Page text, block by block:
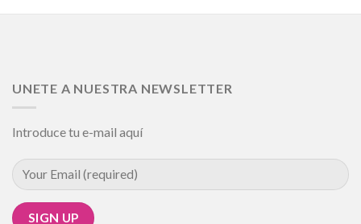
UNETE A NUESTRA NEWSLETTER
Introduce tu e-mail aquí